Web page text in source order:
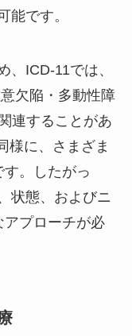
能です。
、ICD-11では、
欠陥・多動性障
連することがあ
様に、さまざま
。したがっ
状態、およびニ
アプローチが必